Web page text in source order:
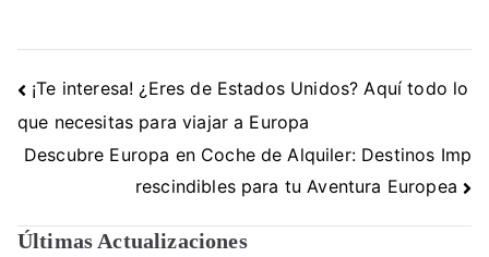
Navegación
de
entradas
¡Te interesa! ¿Eres de Estados Unidos? Aquí todo lo
que necesitas para viajar a Europa
Descubre Europa en Coche de Alquiler: Destinos Imp
rescindibles para tu Aventura Europea
Últimas Actualizaciones